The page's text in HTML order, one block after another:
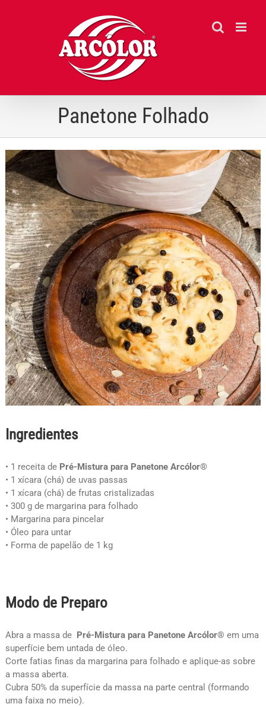
Panetone Folhado
Ingredientes
• 1 receita de Pré-Mistura para Panetone Arcólor®
• 1 xícara (chá) de uvas passas
• 1 xícara (chá) de frutas cristalizadas
• 300 g de margarina para folhado
• Margarina para pincelar
• Óleo para untar
• Forma de papelão de 1 kg
Modo de Preparo
Abra a massa de Pré-Mistura para Panetone Arcólor® em uma
superfície bem untada de óleo.
Corte fatias finas da margarina para folhado e aplique-as sobre
a massa aberta.
Cubra 50% da superfície da massa na parte central (formando
uma faixa no meio).